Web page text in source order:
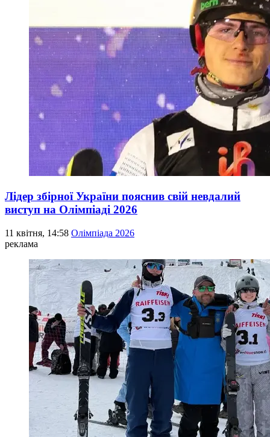
Лідер збірної України пояснив свій невдалий
виступ на Олімпіаді 2026
11 квітня, 14:58 Олімпіада 2026
реклама